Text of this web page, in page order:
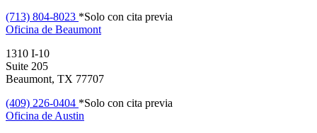
(713) 804-8023 *Solo con cita previa
Oficina de Beaumont
1310 I-10
Suite 205
Beaumont, TX 77707
(409) 226-0404 *Solo con cita previa
Oficina de Austin